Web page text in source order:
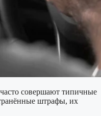
совершают типичные
штрафы, их